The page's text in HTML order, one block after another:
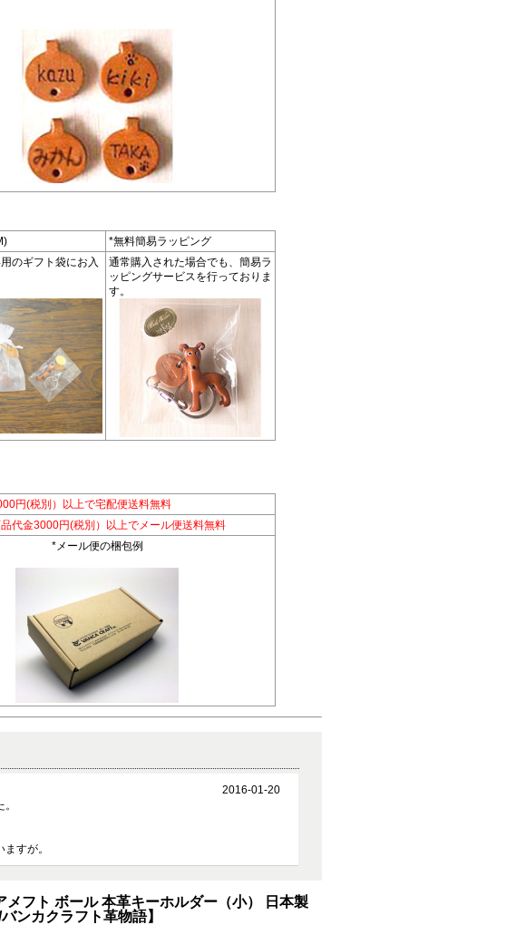
*無料簡易ラッピング
のギフト袋にお入
通常購入された場合でも、簡易ラ
ッピングサービスを行っておりま
す。
円(税別）以上で宅配便送料無料
金3000円(税別）以上でメール便送料無料
*メール便の梱包例
2016-01-20
すが。
メフト ボール 本革キーホルダー（小） 日本製
ンカクラフト革物語】